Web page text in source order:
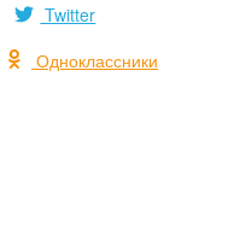
Twitter
Одноклассники